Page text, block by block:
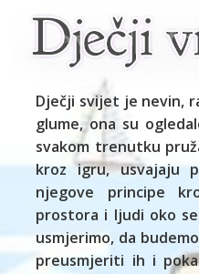
Dječji svijet je nevin,
glume, ona su
svakom trenutku
kroz igru, usvajaju
njegove principe
prostora i ljudi oko
usmjerimo, da
preusmjeriti ih i